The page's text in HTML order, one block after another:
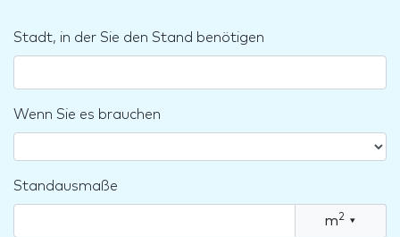
Stadt, in der Sie den Stand benötigen
Wenn Sie es brauchen
Standausmaße
m2 ▾